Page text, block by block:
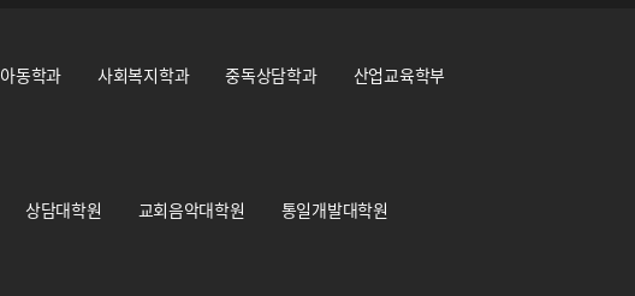
아동학과 사회복지학과 중독상담학과 산업교육학부
상담대학원 교회음악대학원 통일개발대학원